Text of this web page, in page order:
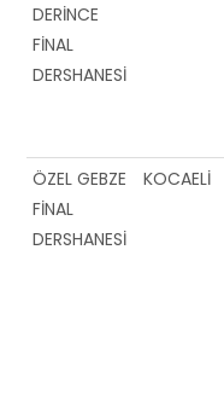
DERİNCE
FİNAL
DERSHANESİ
ÖZEL GEBZE
FİNAL
DERSHANESİ
KOCAELİ